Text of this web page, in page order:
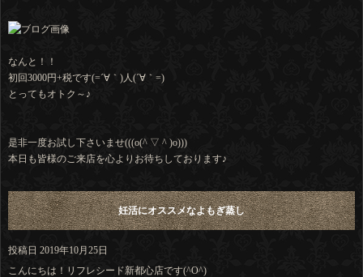
なんと！！
初回3000円+税です(=´∀｀)人(´∀｀=)
とってもオトク～♪
是非一度お試し下さいませ(((o(^ ▽ ^ )o)))
本日も皆様のご来店を心よりお待ちしております♪
妊活にオススメなよもぎ蒸し
投稿日 2019年10月25日
こんにちは！リフレシード新都心店です(^O^)